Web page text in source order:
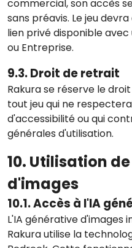
commercial, son accès
sans préavis. Le jeu
lien privé disponible
ou Entreprise.
9.3. Droit de retrait
Rakura se réserve le
tout jeu qui ne
d'accessibilité ou qui
générales d'utilisation.
10. Utilisation
d'images
10.1. Accès à l'IA
L'IA générative
Rakura utilise la